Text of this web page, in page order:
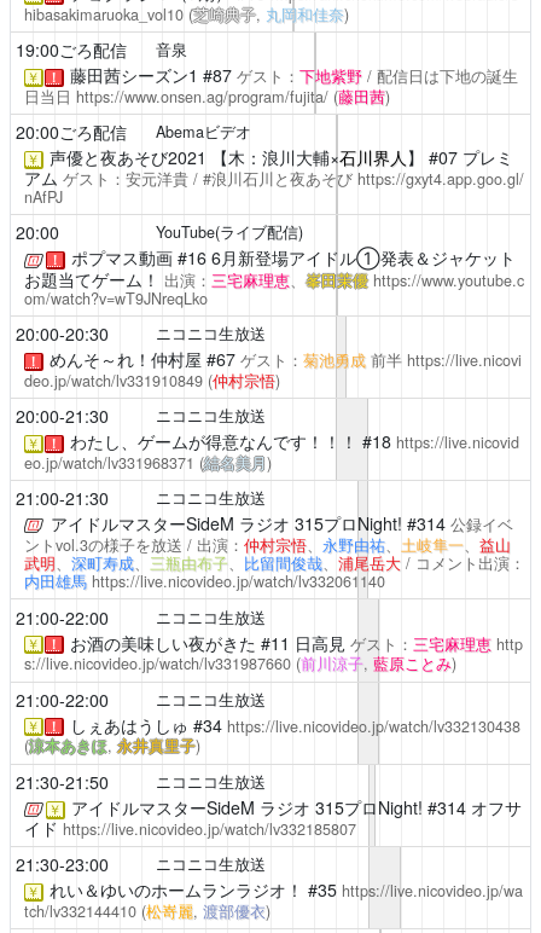
hibasakimaruoka_vol10 (芝崎典子, 丸岡和佳奈)
19:00ごろ配信 音泉
￥ ！ 藤田茜シーズン1 #87 ゲスト： 下地紫野/ 配信日は下地の誕生
日当日 https://www.onsen.ag/program/fujita/ (藤田茜)
20:00ごろ配信 Abemaビデオ
￥ 声優と夜あそび2021 【木：浪川大輔×石川界人 】 #07 プレミ
アム ゲスト：安元洋貴 / #浪川石川と夜あそび https://gxyt4.app.goo.gl/
nAfPJ
20:00 YouTube(ライブ配信)
！ ポプマス動画#16 6月新登場アイドル①発表＆ジャケット
お題当てゲーム！
出演： 三宅麻理恵、峯田茉優 https://www.youtube.c
om/watch?v=wT9JNreqLko
20:00-20:30 ニコニコ生放送
！ めんそ～れ！仲村屋 #67 ゲスト： 菊池勇成 前半 https://live.nicovi
deo.jp/watch/lv331910849 (仲村宗悟)
20:00-21:30 ニコニコ生放送
￥ ！ わたし、ゲームが得意なんです！！！ #18 https://live.nicovid
eo.jp/watch/lv331968371 (結名美月)
21:00-21:30 ニコニコ生放送
アイドルマスターSideM ラジオ 315プロNight! #314 公録イベ
ントvol.3の様子を放送 / 出演： 仲村宗悟、 永野由祐、 土岐隼一、 益山
武明、 深町寿成、 三瓶由布子、 比留間俊哉、 浦尾岳大/ コメント出演：
内田雄馬 https://live.nicovideo.jp/watch/lv332061140
21:00-22:00 ニコニコ生放送
￥ ！ お酒の美味しい夜がきた #11 日高見 ゲスト： 三宅麻理恵 http
s://live.nicovideo.jp/watch/lv331987660 (前川涼子, 藍原ことみ)
21:00-22:00 ニコニコ生放送
￥ ！ しぇあはうしゅ #34 https://live.nicovideo.jp/watch/lv332130438
(涼本あきほ, 永井真里子)
21:30-21:50 ニコニコ生放送
￥ アイドルマスターSideM ラジオ 315プロNight! #314 オフサ
イド https://live.nicovideo.jp/watch/lv332185807
21:30-23:00 ニコニコ生放送
￥ れい＆ゆいのホームランラジオ！ #35 https://live.nicovideo.jp/wa
tch/lv332144410 (松嵜麗, 渡部優衣)